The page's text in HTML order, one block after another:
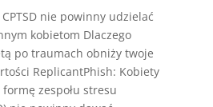
nie powinny udzielać
kobietom Dlaczego
po traumach obniży twoje
ReplicantPhish: Kobiety
zespołu stresu